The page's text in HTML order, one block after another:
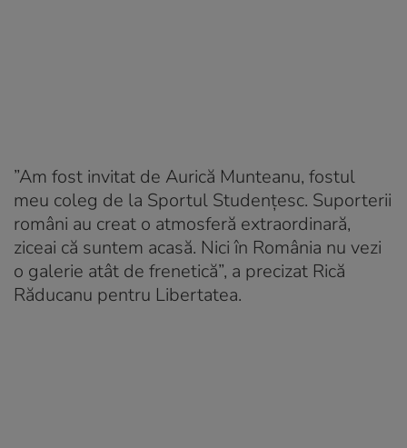
”Am fost invitat de Aurică Munteanu, fostul
meu coleg de la Sportul Studențesc. Suporterii
români au creat o atmosferă extraordinară,
ziceai că suntem acasă. Nici în România nu vezi
o galerie atât de frenetică”, a precizat Rică
Răducanu pentru Libertatea.